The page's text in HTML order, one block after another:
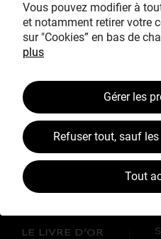
L’ŒUVRE À LA LOUPE
JEAN SIMEON CHARDIN
VOS CONTREPARTIES
ACTUALITÉS
LE LIVRE D’OR
Vous pouvez modifier à
et notamment retirer votre
sur "Cookies” en bas de
plus
Gérer les
Refuser tout, sauf
Tout